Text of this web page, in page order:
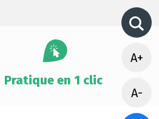
Pratique en 1 clic
A+
A-